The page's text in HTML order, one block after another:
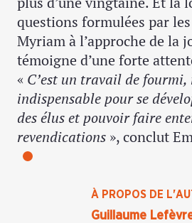
À PROPOS DE
Guillaume
questions formulées par
Myriam à l’approche de la
témoigne d’une forte
« C’est un travail de fourmi,
indispensable pour se
des élus et pouvoir faire
revendications », conclut